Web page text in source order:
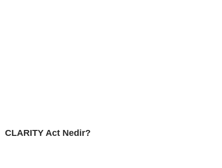
CLARITY Act Nedir?